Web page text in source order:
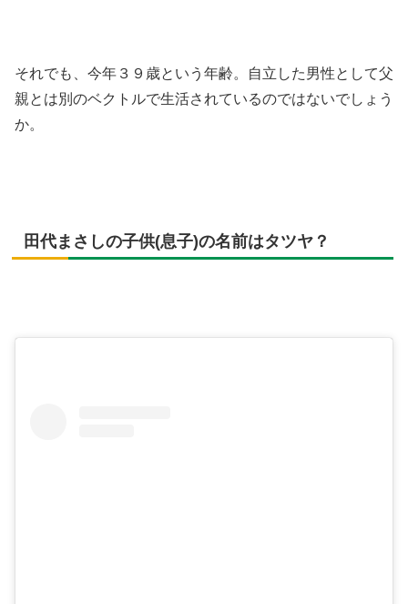
それでも、今年３９歳という年齢。自立した男性として父
親とは別のベクトルで生活されているのではないでしょう
か。
田代まさしの子供(息子)の名前はタツヤ？